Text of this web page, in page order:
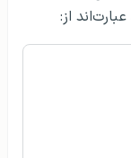
از: